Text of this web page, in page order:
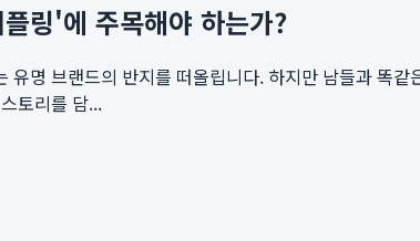
링'에 주목해야 하는가?
명 브랜드의 반지를 떠올립니다. 하지만 남들과 똑
토리를 담...